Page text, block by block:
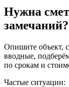
Нужна
замечаний?
Опишите объект,
вводные,
по срокам и
Частые ситуации: